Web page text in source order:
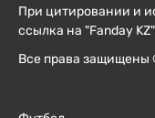
При цитировании и
ссылка на "Fanday
Все права защищены